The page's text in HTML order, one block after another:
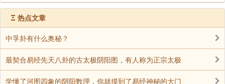
这个事情我们在六道里搞了无量劫，这无量劫当中我
们有没有学佛过？肯定有，没有你怎么可能在这听两个
小时经？你能在这个地方坐两个小时，专注在听经，就
说明你过去生中善根非常深厚。没有这个善根，你让这
个人到这里来，坐五分钟就坐不住了，他就想离开了，
怎么可能坐两个小时？怎么可能天天来听？你就知道他
Ξ 热点文章
中孚卦有什么奥秘？
最契合易经先天八卦的古太极阴阳图，有人称为正宗太极
学懂了河图四象的阴阳数理，你就摸到了易经神秘的大门